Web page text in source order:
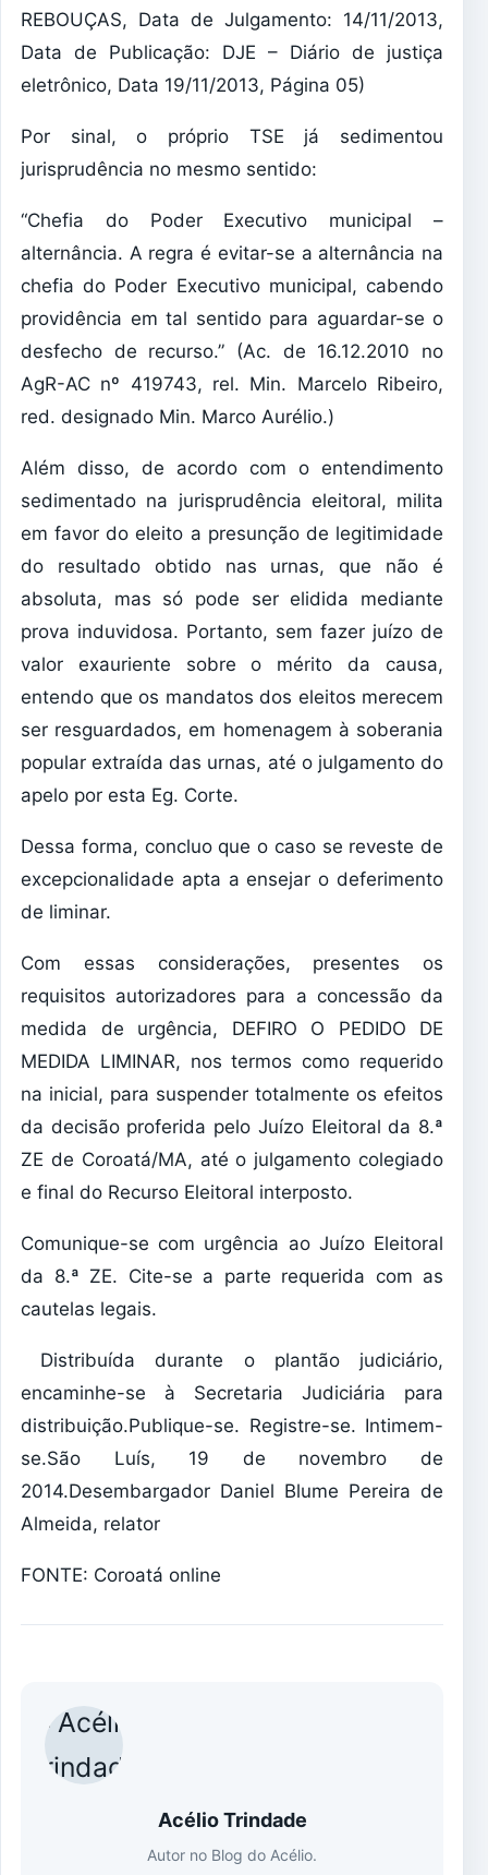
REBOUÇAS, Data de Julgamento: 14/11/2013,
Data de Publicação: DJE – Diário de justiça
eletrônico, Data 19/11/2013, Página 05)
Por sinal, o próprio TSE já sedimentou
jurisprudência no mesmo sentido:
“Chefia do Poder Executivo municipal –
alternância. A regra é evitar-se a alternância na
chefia do Poder Executivo municipal, cabendo
providência em tal sentido para aguardar-se o
desfecho de recurso.” (Ac. de 16.12.2010 no
AgR-AC nº 419743, rel. Min. Marcelo Ribeiro,
red. designado Min. Marco Aurélio.)
Além disso, de acordo com o entendimento
sedimentado na jurisprudência eleitoral, milita
em favor do eleito a presunção de legitimidade
do resultado obtido nas urnas, que não é
absoluta, mas só pode ser elidida mediante
prova induvidosa. Portanto, sem fazer juízo de
valor exauriente sobre o mérito da causa,
entendo que os mandatos dos eleitos merecem
ser resguardados, em homenagem à soberania
popular extraída das urnas, até o julgamento do
apelo por esta Eg. Corte.
Dessa forma, concluo que o caso se reveste de
excepcionalidade apta a ensejar o deferimento
de liminar.
Com essas considerações, presentes os
requisitos autorizadores para a concessão da
medida de urgência, DEFIRO O PEDIDO DE
MEDIDA LIMINAR, nos termos como requerido
na inicial, para suspender totalmente os efeitos
da decisão proferida pelo Juízo Eleitoral da 8.ª
ZE de Coroatá/MA, até o julgamento colegiado
e final do Recurso Eleitoral interposto.
Comunique-se com urgência ao Juízo Eleitoral
da 8.ª ZE. Cite-se a parte requerida com as
cautelas legais.
Distribuída durante o plantão judiciário,
encaminhe-se à Secretaria Judiciária para
distribuição.Publique-se. Registre-se. Intimem-
se.São Luís, 19 de novembro de
2014.Desembargador Daniel Blume Pereira de
Almeida, relator
FONTE: Coroatá online
Acélio Trindade
Autor no Blog do Acélio.